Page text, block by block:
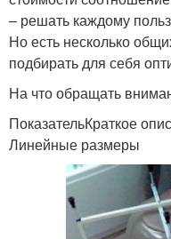
– решать каждому
Но есть несколько
подбирать для себя
На что обращать
ПоказательКраткое
Линейные размеры